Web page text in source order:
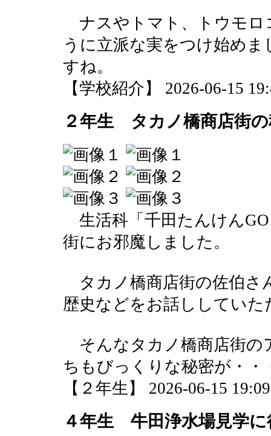
ナスやトマト、トウモロ
うに立派な実をつけ始め
すね。
【学校紹介】 2026-06-15
２年生 タカノ橋商店街
生活科「千田たんけん
街にお邪魔しました。
タカノ橋商店街の佐伯さ
歴史などをお話ししていた
そんなタカノ橋商店街の
ちもびっくりな秘密が・・
【２年生】 2026-06-15
４年生 牛田浄水場見学